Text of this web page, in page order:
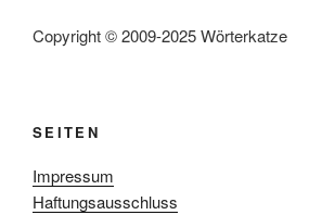
Copyright © 2009-2025 Wörterkatze
SEITEN
Impressum
Haftungsausschluss